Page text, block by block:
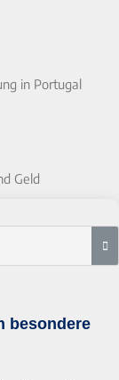
in Portugal
Geld
besondere